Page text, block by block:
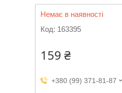
Немає в наявності
Код: 163395
159 ₴
+380 (99) 371-81-87